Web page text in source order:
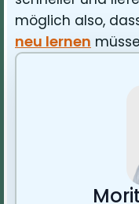
möglich also,
neu lernen